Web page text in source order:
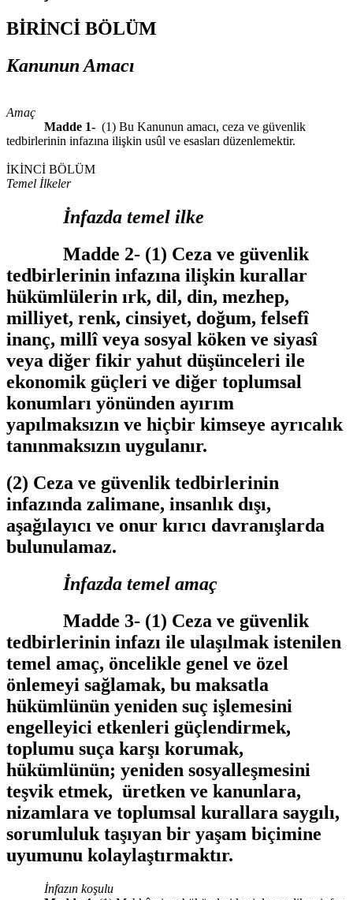
BİRİNCİ BÖLÜM
Kanunun Amacı
Amaç
Madde 1- (1) Bu Kanunun amacı, ceza ve güvenlik
tedbirlerinin infazına ilişkin usûl ve esasları düzenlemektir.
İKİNCİ BÖLÜM
Temel İlkeler
İnfazda temel ilke
Madde 2- (1) Ceza ve güvenlik
tedbirlerinin infazına ilişkin kurallar
hükümlülerin ırk, dil, din, mezhep,
milliyet, renk, cinsiyet, doğum, felsefî
inanç, millî veya sosyal köken ve siyasî
veya diğer fikir yahut düşünceleri ile
ekonomik güçleri ve diğer toplumsal
konumları yönünden ayırım
yapılmaksızın ve hiçbir kimseye ayrıcalık
tanınmaksızın uygulanır.
(2) Ceza ve güvenlik tedbirlerinin
infazında zalimane, insanlık dışı,
aşağılayıcı ve onur kırıcı davranışlarda
bulunulamaz.
İnfazda temel amaç
Madde 3- (1) Ceza ve güvenlik
tedbirlerinin infazı ile ulaşılmak istenilen
temel amaç, öncelikle genel ve özel
önlemeyi sağlamak, bu maksatla
hükümlünün yeniden suç işlemesini
engelleyici etkenleri güçlendirmek,
toplumu suça karşı korumak,
hükümlünün; yeniden sosyalleşmesini
teşvik etmek, üretken ve kanunlara,
nizamlara ve toplumsal kurallara saygılı,
sorumluluk taşıyan bir yaşam biçimine
uyumunu kolaylaştırmaktır.
İnfazın koşulu